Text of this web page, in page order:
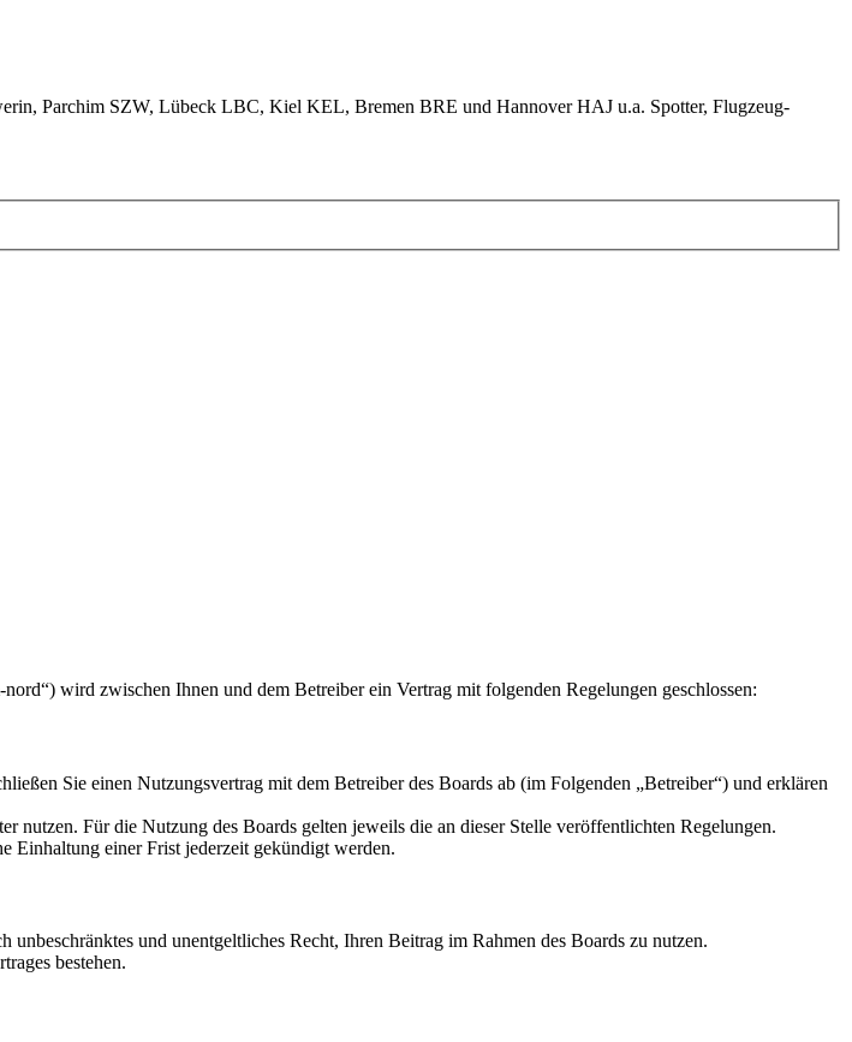
Parchim SZW, Lübeck LBC, Kiel KEL, Bremen BRE und Hannover HAJ u.a. Spotter, Flugzeug-
wird zwischen Ihnen und dem Betreiber ein Vertrag mit folgenden Regelungen geschlossen:
Sie einen Nutzungsvertrag mit dem Betreiber des Boards ab (im Folgenden „Betreiber“) und erklären
nutzen. Für die Nutzung des Boards gelten jeweils die an dieser Stelle veröffentlichten Regelungen.
Einhaltung einer Frist jederzeit gekündigt werden.
und unentgeltliches Recht, Ihren Beitrag im Rahmen des Boards zu nutzen.
bestehen.